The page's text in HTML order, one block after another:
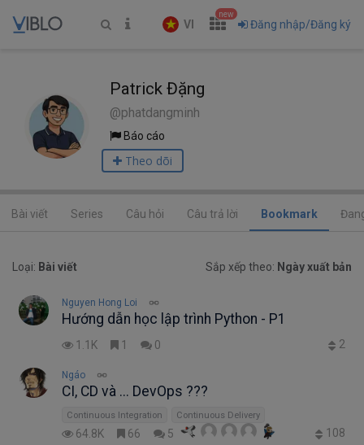
VI
new
Đăng nhập/Đăng ký
Patrick Đặng
@phatdangminh
Báo cáo
Theo dõi
Bài viết Series Câu hỏi Câu trả lời Bookmark
Loại: Bài viết Sắp xếp theo: Ngày xuất bản
Nguyen Hong Loi
Hướng dẫn học lập trình Python - P1
1.1K 1 0 2
Ngáo
CI, CD và ... DevOps ???
Continuous Integration Continuous Delivery
64.8K 66 5 108